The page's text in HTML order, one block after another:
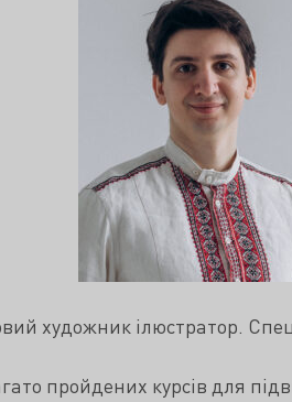
художник ілюстратор.
пройдених курсів для